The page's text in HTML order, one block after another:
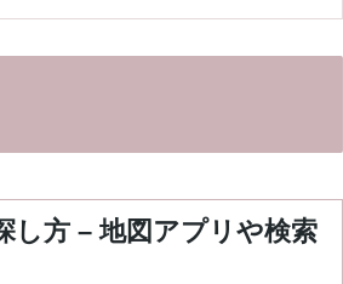
し方 – 地図アプリや検索